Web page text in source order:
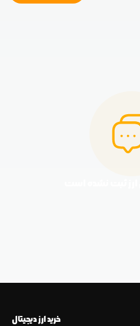
خرید ارز دیجیتال